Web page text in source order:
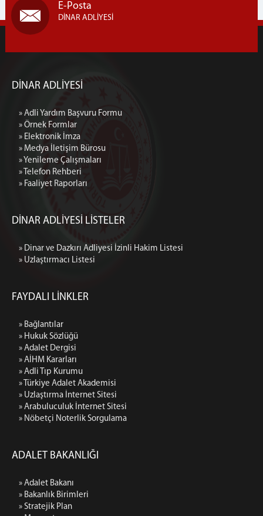
E-Posta
DİNAR ADLİYESİ
DİNAR ADLİYESİ
» Adli Yardım Başvuru Formu
» Örnek Formlar
» Elektronik İmza
» Medya İletişim Bürosu
» Yenileme Çalışmaları
» Telefon Rehberi
» Faaliyet Raporları
DİNAR ADLİYESİ LİSTELER
» Dinar ve Dazkırı Adliyesi İzinli Hakim Listesi
» Uzlaştırmacı Listesi
FAYDALI LİNKLER
» Bağlantılar
» Hukuk Sözlüğü
» Adalet Dergisi
» AİHM Kararları
» Adli Tıp Kurumu
» Türkiye Adalet Akademisi
» Uzlaştırma İnternet Sitesi
» Arabuluculuk İnternet Sitesi
» Nöbetçi Noterlik Sorgulama
ADALET BAKANLIĞI
» Adalet Bakanı
» Bakanlık Birimleri
» Stratejik Plan